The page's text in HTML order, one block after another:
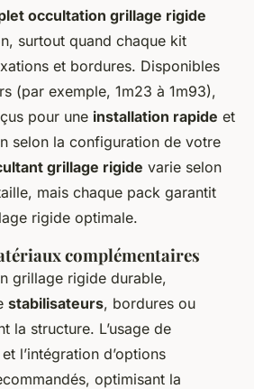
occultation grillage rigide
surtout quand chaque kit
et bordures. Disponibles
(par exemple, 1m23 à 1m93),
pour une installation rapide et
selon la configuration de votre
grillage rigide varie selon
mais chaque pack garantit
rigide optimale.
complémentaires
grillage rigide durable,
stabilisateurs, bordures ou
la structure. L’usage de
l’intégration d’options
optimisant la